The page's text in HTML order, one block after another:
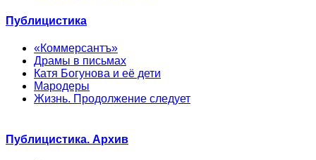
Публицистика
«Коммерсантъ»
Драмы в письмах
Катя Богунова и её дети
Мародеры
Жизнь. Продолжение следует
Публицистика. Архив